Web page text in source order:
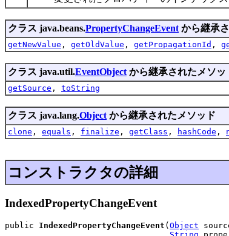
クラス java.beans.PropertyChangeEvent から継承
getNewValue , getOldValue , getPropagationId ,
クラス java.util.EventObject から継承されたメソッ
getSource , toString
クラス java.lang.Object から継承されたメソッド
clone , equals , finalize , getClass , hashCode ,
コンストラクタの詳細
IndexedPropertyChangeEvent
public IndexedPropertyChangeEvent ( Object